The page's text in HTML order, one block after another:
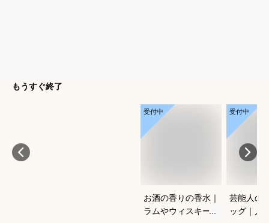
もうすぐ終了
受付中
お酒の香りの香水｜
ラムやウィスキーな
受付中
芸能人の
ッグ｜人